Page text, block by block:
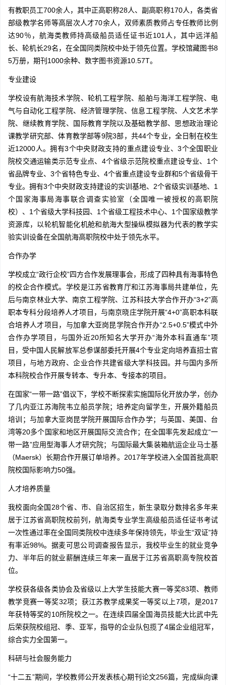
有教职员工700余人，其中正高职称28人、副高职称170人，各类省
部级教学名师等高层次人才70余人，双师素质教师占专任教师比例
达90％，航海类教师持高级船员适任证书近101人，其中远洋船
长、轮机长29名，在全国同类院校中处于领先位置。学校馆藏图书8
5万册，期刊1000余种、数字图书资源10.57T。
专业建设
学校设有航海技术学院、轮机工程学院、船舶与海洋工程学院、电
气与自动化工程学院、经济管理学院、信息工程学院、人文艺术学
院、继续教育学院、国际教育学院以及基础教学部、思想政治理论
课教学研究部、体育教学部等9院3部，共44个专业，全日制在校生
近12000人。拥有3个中央财政支持的重点建设专业、3个全国职业
院校交通运输类示范专业点、4个省级示范院校重点建设专业、1个
省品牌专业、3个省特色专业、4个省重点建设专业群和5个省级骨干
专业。拥有3个中央财政支持建设的实训基地、2个省级实训基地、1
个国家海事局海事联合调查实验室（全国唯一被授权的高职院
校）、1个省级大学科技园、1个省级工程技术中心、1个国家级教学
资源库，以轮机智能化机舱和航海大型操纵模拟器为代表的教学实
验实训设备在全国航海高职院校中处于领先水平。
合作办学
学校成立“政行企校”四方合作发展理事会，形成了四种具有海事特色
的校企合作模式。学校是江苏省教育厅和江苏海事局共建单位，先
后与南京林业大学、南京工程学院、江苏科技大学合作开办“3+2”高
职本专科分段培养人才项目，与南京晓庄学院开展“4+0”高职本科联
合培养人才项目，与加拿大亚岗昆学院合作开办“2.5+0.5”模式中外
合作办学项目，与国外近20所知名大学开办“海外本科直通车”项
目，受中国人民解放军总参谋部委托开展4个专业定向培养直招士官
项目，与地方政府、企业合作共建省级大学科技园。并与国内多所
本科院校合作开展专转本、专升本、专接本的项目。
在国家“一带一路”倡议下，学校不断探索实施国际化开放办学，创办
了几内亚江苏海院韦立船员学院；培养定向留学生，开展外籍船员
培训；与加拿大亚岗昆学院开展国际合作办学；与英国、美国、台
湾等20多个国家和地区开展国际交流合作；在全国率先发起成立“一
带一路”应用型海事人才研究院；与国际最大集装箱航运企业马士基
（Maersk）长期合作开展订单培养。2017年学校进入全国首批高职
院校国际影响力50强。
人才培养质量
我校面向全国28个省、市、自治区招生，新生录取分数排名多年来
居于江苏省高职院校前列，航海类专业学生高级船员适任证书考试
一次性通过率在全国同类院校中连续多年保持领先，毕业生“双证”持
有率近98%。据麦可思公司调查报告显示，我校毕业生的就业竞争
力、半年后的就业薪酬连续三年来一直居于江苏省高职高专院校首
位。
学校获各级各类协会及省级以上大学生技能大赛一等奖83项、教师
教学竞赛一等奖32项；获江苏教学成果奖一等奖以上7项，是2017
年获特等奖的10所院校之一。在连续四届全国海员技能大比武中先
后荣获院校组冠、季、亚军，指导的企业队包揽了4届企业组冠军，
综合实力全国第一。
科研与社会服务能力
“十二五”期间，学校教师公开发表核心期刊论文256篇，完成纵向课